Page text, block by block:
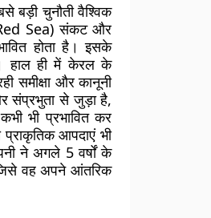
बड़ी चुनौती वैश्विक
Sea) संकट और
होता है। इसके
हाल ही में केरल के
समीक्षा और कानूनी
संप्रभुता से जुड़ा है,
भी प्रभावित कर
आपदाएं भी
ने अगले 5 वर्षों के
वह अपने आंतरिक